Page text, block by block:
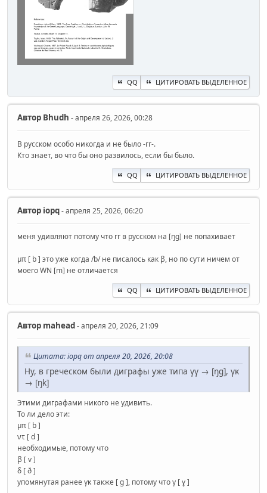
QQ ЦИТИРОВАТЬ ВЫДЕЛЕННОЕ
Автор Bhudh - апреля 26, 2026, 00:28
В русском особо никогда и не было -гг-.
Кто знает, во что бы оно развилось, если бы было.
QQ ЦИТИРОВАТЬ ВЫДЕЛЕННОЕ
Автор iopq- апреля 25, 2026, 06:20
меня удивляют потому что гг в русском на [ŋg] не попахивает
μπ [ b ] это уже когда /b/ не писалось как β, но по сути ничем от
моего WN [m] не отличается
QQ ЦИТИРОВАТЬ ВЫДЕЛЕННОЕ
Автор mahead - апреля 20, 2026, 21:09
Цитата: iopq от апреля 20, 2026, 20:08
Ну, в греческом были диграфы уже типа γγ → [ŋg], γκ
→ [ŋk]
Этими диграфами никого не удивить.
То ли дело эти:
μπ [ b ]
ντ [ d ]
необходимые, потому что
β [ v ]
δ [ ð ]
упомянутая ранее γκ также [ g ], потому что γ [ ɣ ]